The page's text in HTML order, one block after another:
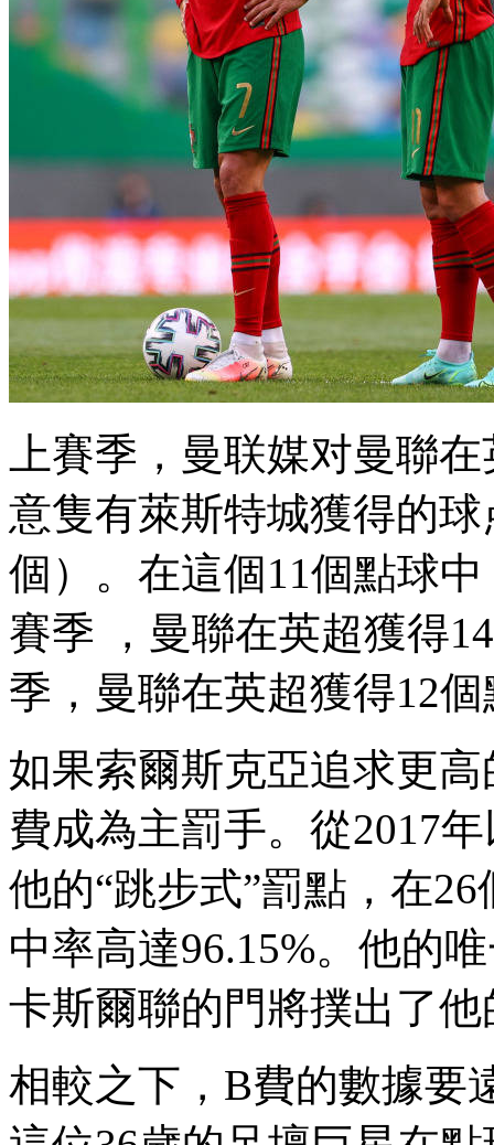
上賽季，曼联媒对曼聯
意隻有萊斯特城獲得的
個） 。在這個11個點球中
賽季 ，曼聯在英超獲得
季，曼聯在英超獲得12個
如果索爾斯克亞追求更高的
費成為主罰手 。從2017
他的“跳步式”罰點，在
中率高達96.15%。他的
卡斯爾聯的門將撲出了他
相較之下，B費的數據